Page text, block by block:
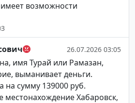
возможности
3
26.07.2026 03:05
имя Турай или Рамазан,
выманивает деньги.
на сумму 139000 руб.
местонахождение Хабаровск,